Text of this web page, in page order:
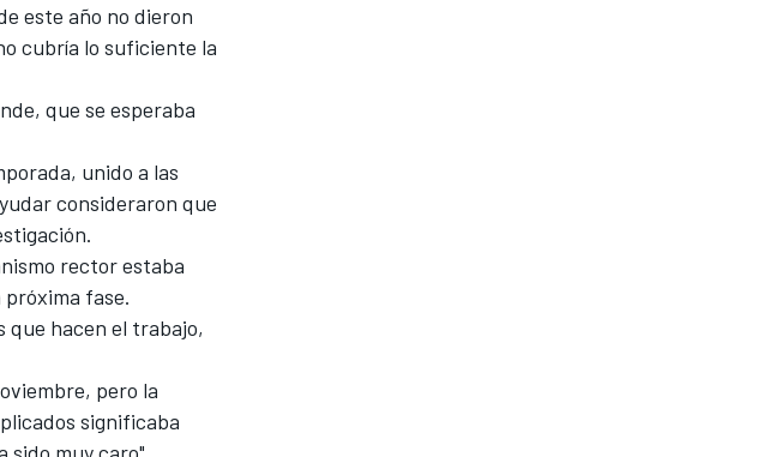
este año no dieron
cubría lo suficiente la
que se esperaba
unido a las
consideraron que
rector estaba
fase.
que hacen el trabajo,
pero la
significaba